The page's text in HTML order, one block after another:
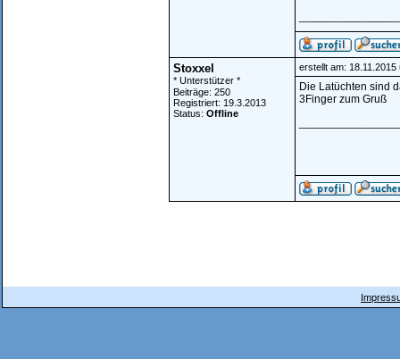
Stoxxel
* Unterstützer *
Beiträge: 250
Registriert: 19.3.2013
Status: Offline
erstellt am: 18.11.2015
Die Latüchten sind
3Finger zum Gruß